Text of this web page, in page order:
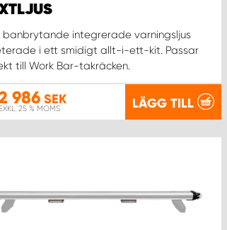
banbrytande integrerade varningsljus
i ett smidigt allt-i-ett-kit. Passar
till Work Bar-takräcken.
986SEK
EXKL. 25 % MOMS LÄGG TILL